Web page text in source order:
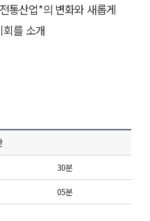
통산업*의 변화와 새롭게
를 소개
30분
05분